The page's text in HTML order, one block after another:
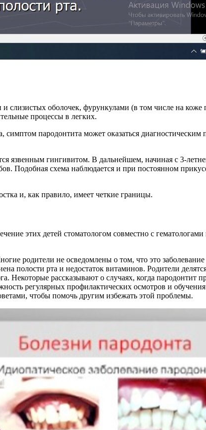
оболочек, фурункулами (в том числе на коже
процессы в легких.
пародонтита может оказаться диагностическим
язвенным гингивитом. В дальнейшем, начиная с 3-
Подобная схема наблюдается и при постоянном
и, как правило, имеет четкие границы.
этих детей стоматологом совместно с
родители не осведомлены о том, что это
полости рта и недостаток витаминов. Родители
Некоторые рассказывают о случаях, когда пародонтит
регулярных профилактических осмотров и
чтобы помочь другим избежать этой проблемы.